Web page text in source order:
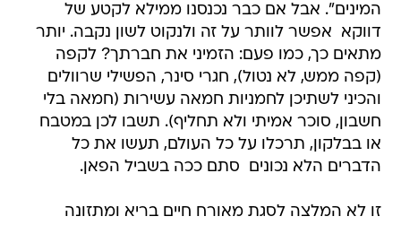
המינים". אבל אם כבר נכנסנו ממילא לקטע של
דווקא  אפשר לוותר על זה ולנקוט לשון נקבה. יותר
מתאים כך, כמו פעם: הזמיני את חברתך? לקפה
(קפה ממש, לא נטול), חגרי סינר, הפשילי שרוולים
והכיני לשתיכן לחמניות חמאה עשירות (חמאה בלי
חשבון, סוכר אמיתי ולא תחליף). תשבו לכן במטבח
או בבלקון, תרכלו על כל העולם, תעשו את כל
הדברים הלא נכונים  סתם ככה בשביל הפאן.
זו לא המלצה לסגת מאורח חיים בריא ומתזונה